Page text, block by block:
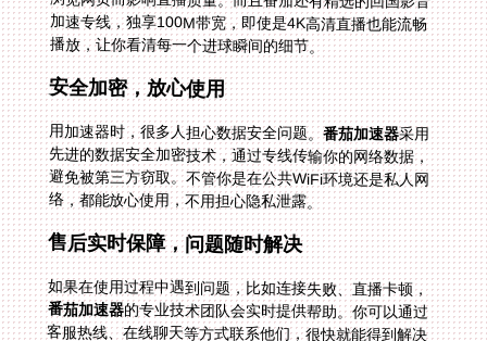
播放，让你看清每一个进球瞬间的细节。
安全加密，放心使用
用加速器时，很多人担心数据安全问题。番茄加速器采用
先进的数据安全加密技术，通过专线传输你的网络数据，
避免被第三方窃取。不管你是在公共WiFi环境还是私人网
络，都能放心使用，不用担心隐私泄露。
售后实时保障，问题随时解决
如果在使用过程中遇到问题，比如连接失败、直播卡顿，
番茄加速器的专业技术团队会实时提供帮助。你可以通过
客服热线、在线聊天等方式联系他们，很快就能得到解决